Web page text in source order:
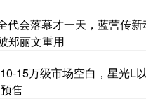
代会落幕才一天，蓝营传新
郑丽文重用
15万级市场空白，星光L
售